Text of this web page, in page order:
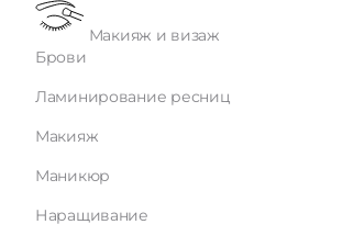
Макияж и визаж
Брови
Ламинирование ресниц
Макияж
Маникюр
Наращивание